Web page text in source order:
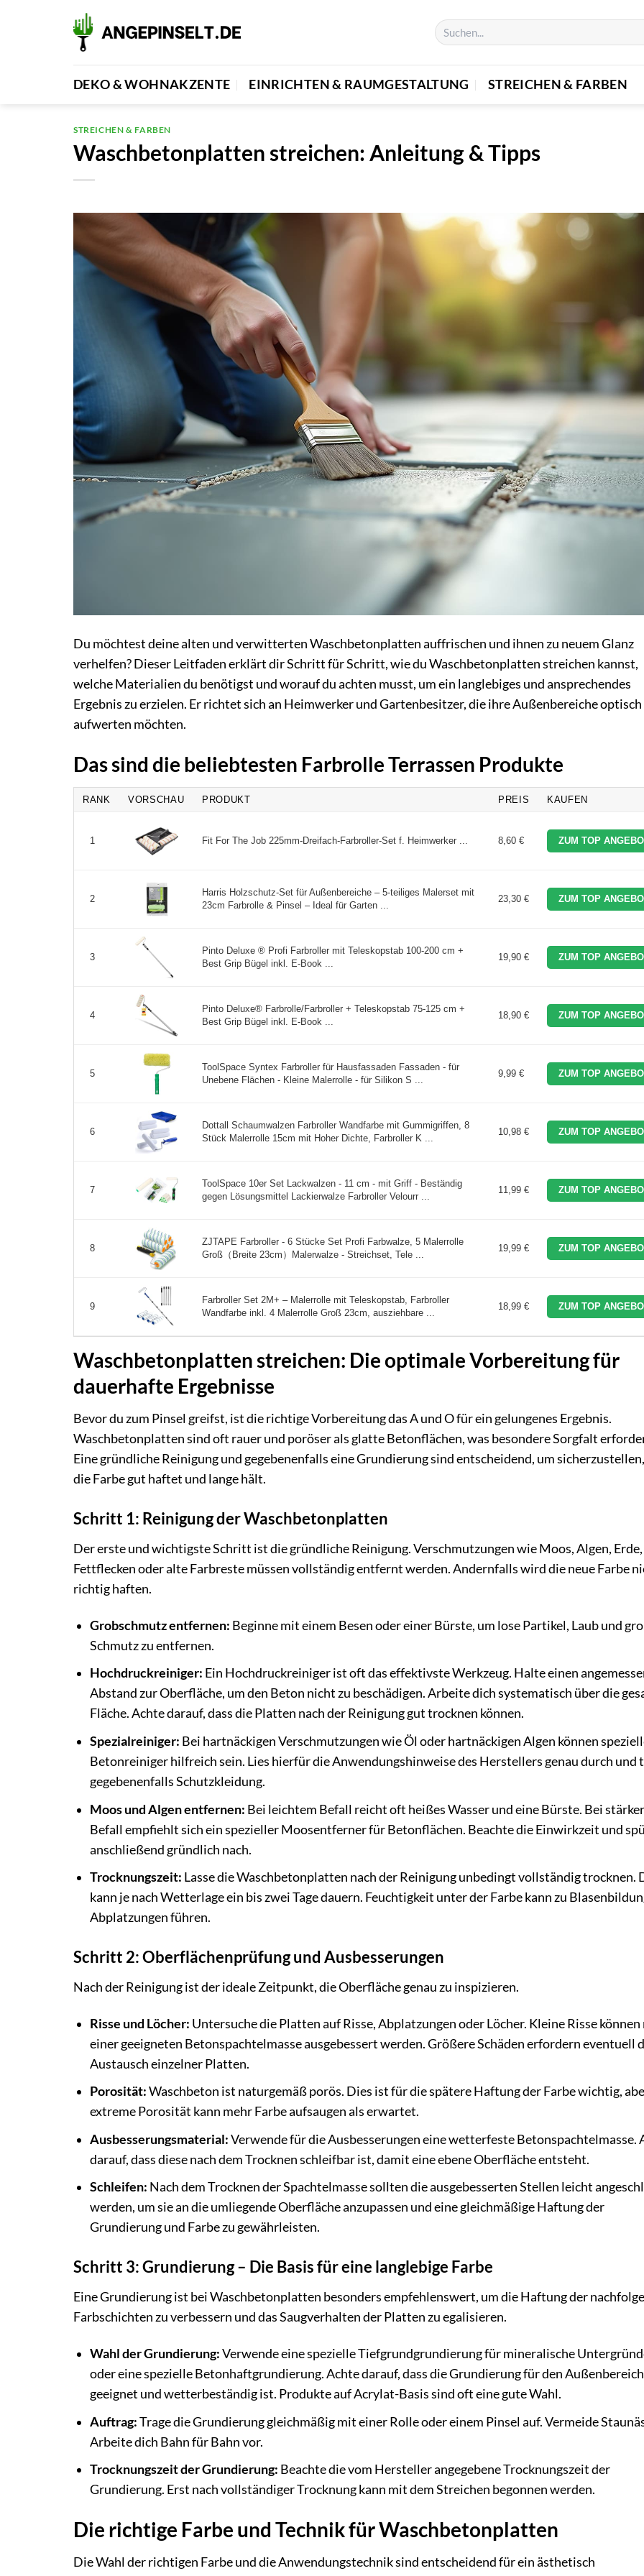
DEKO & WOHNAKZENTE EINRICHTEN & RAUMGESTALTUNG STREICHEN & FARBEN
STREICHEN & FARBEN
Waschbetonplatten streichen: Anleitung & Tipps
Du möchtest deine alten und verwitterten Waschbetonplatten auffrischen und ihnen zu neuem Glanz
verhelfen? Dieser Leitfaden erklärt dir Schritt für Schritt, wie du Waschbetonplatten streichen kannst,
welche Materialien du benötigst und worauf du achten musst, um ein langlebiges und ansprechendes
Ergebnis zu erzielen. Er richtet sich an Heimwerker und Gartenbesitzer, die ihre Außenbereiche optisch
aufwerten möchten.
Das sind die beliebtesten Farbrolle Terrassen Produkte
RANK VORSCHAU PRODUKT PREIS KAUFEN
1 Fit For The Job 225mm-Dreifach-Farbroller-Set f. Heimwerker ... 8,60 € ZUM TOP
2
Harris Holzschutz-Set für Außenbereiche – 5-teiliges Malerset mit
23cm Farbrolle & Pinsel – Ideal für Garten ...
23,30 € ZUM TOP
3
Pinto Deluxe ® Profi Farbroller mit Teleskopstab 100-200 cm +
Best Grip Bügel inkl. E-Book ...
19,90 € ZUM TOP
4
Pinto Deluxe® Farbrolle/Farbroller + Teleskopstab 75-125 cm +
Best Grip Bügel inkl. E-Book ...
18,90 € ZUM TOP
5
ToolSpace Syntex Farbroller für Hausfassaden Fassaden - für
Unebene Flächen - Kleine Malerrolle - für Silikon S ...
9,99 € ZUM TOP
6
Dottall Schaumwalzen Farbroller Wandfarbe mit Gummigriffen, 8
Stück Malerrolle 15cm mit Hoher Dichte, Farbroller K ...
10,98 € ZUM TOP
7
ToolSpace 10er Set Lackwalzen - 11 cm - mit Griff - Beständig
gegen Lösungsmittel Lackierwalze Farbroller Velourr ...
11,99 € ZUM TOP
8
ZJTAPE Farbroller - 6 Stücke Set Profi Farbwalze, 5 Malerrolle
Groß（Breite 23cm）Malerwalze - Streichset, Tele ...
19,99 € ZUM TOP
9
Farbroller Set 2M+ – Malerrolle mit Teleskopstab, Farbroller
Wandfarbe inkl. 4 Malerrolle Groß 23cm, ausziehbare ...
18,99 € ZUM TOP
Waschbetonplatten streichen: Die optimale Vorbereitung für
dauerhafte Ergebnisse
Bevor du zum Pinsel greifst, ist die richtige Vorbereitung das A und O für ein gelungenes Ergebnis.
Waschbetonplatten sind oft rauer und poröser als glatte Betonflächen, was besondere Sorgfalt
Eine gründliche Reinigung und gegebenenfalls eine Grundierung sind entscheidend, um
die Farbe gut haftet und lange hält.
Schritt 1: Reinigung der Waschbetonplatten
Der erste und wichtigste Schritt ist die gründliche Reinigung. Verschmutzungen wie Moos, Algen, Erde,
Fettflecken oder alte Farbreste müssen vollständig entfernt werden. Andernfalls wird die neue Farbe
richtig haften.
Grobschmutz entfernen: Beginne mit einem Besen oder einer Bürste, um lose Partikel, Laub und
Schmutz zu entfernen.
Hochdruckreiniger: Ein Hochdruckreiniger ist oft das effektivste Werkzeug. Halte einen
Abstand zur Oberfläche, um den Beton nicht zu beschädigen. Arbeite dich systematisch über die
Fläche. Achte darauf, dass die Platten nach der Reinigung gut trocknen können.
Spezialreiniger: Bei hartnäckigen Verschmutzungen wie Öl oder hartnäckigen Algen können
Betonreiniger hilfreich sein. Lies hierfür die Anwendungshinweise des Herstellers genau durch und
gegebenenfalls Schutzkleidung.
Moos und Algen entfernen: Bei leichtem Befall reicht oft heißes Wasser und eine Bürste. Bei
Befall empfiehlt sich ein spezieller Moosentferner für Betonflächen. Beachte die Einwirkzeit und
anschließend gründlich nach.
Trocknungszeit: Lasse die Waschbetonplatten nach der Reinigung unbedingt vollständig trocknen.
kann je nach Wetterlage ein bis zwei Tage dauern. Feuchtigkeit unter der Farbe kann zu
Abplatzungen führen.
Schritt 2: Oberflächenprüfung und Ausbesserungen
Nach der Reinigung ist der ideale Zeitpunkt, die Oberfläche genau zu inspizieren.
Risse und Löcher: Untersuche die Platten auf Risse, Abplatzungen oder Löcher. Kleine Risse
einer geeigneten Betonspachtelmasse ausgebessert werden. Größere Schäden erfordern eventuell
Austausch einzelner Platten.
Porosität:Waschbeton ist naturgemäß porös. Dies ist für die spätere Haftung der Farbe wichtig,
extreme Porosität kann mehr Farbe aufsaugen als erwartet.
Ausbesserungsmaterial:Verwende für die Ausbesserungen eine wetterfeste Betonspachtelmasse.
darauf, dass diese nach dem Trocknen schleifbar ist, damit eine ebene Oberfläche entsteht.
Schleifen: Nach dem Trocknen der Spachtelmasse sollten die ausgebesserten Stellen leicht
werden, um sie an die umliegende Oberfläche anzupassen und eine gleichmäßige Haftung der
Grundierung und Farbe zu gewährleisten.
Schritt 3: Grundierung – Die Basis für eine langlebige Farbe
Eine Grundierung ist bei Waschbetonplatten besonders empfehlenswert, um die Haftung der
Farbschichten zu verbessern und das Saugverhalten der Platten zu egalisieren.
Wahl der Grundierung:Verwende eine spezielle Tiefgrundgrundierung für mineralische
oder eine spezielle Betonhaftgrundierung. Achte darauf, dass die Grundierung für den Außenbereich
geeignet und wetterbeständig ist. Produkte auf Acrylat-Basis sind oft eine gute Wahl.
Auftrag:Trage die Grundierung gleichmäßig mit einer Rolle oder einem Pinsel auf. Vermeide
Arbeite dich Bahn für Bahn vor.
Trocknungszeit der Grundierung: Beachte die vom Hersteller angegebene Trocknungszeit der
Grundierung. Erst nach vollständiger Trocknung kann mit dem Streichen begonnen werden.
Die richtige Farbe und Technik für Waschbetonplatten
Die Wahl der richtigen Farbe und die Anwendungstechnik sind entscheidend für ein ästhetisch